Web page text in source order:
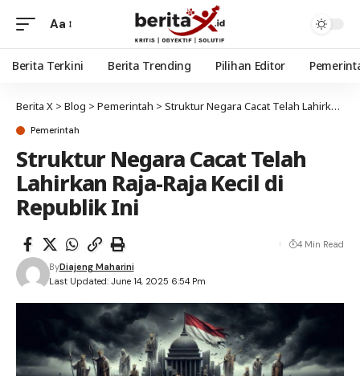
Aa
Berita Terkini Berita Trending Pilihan Editor
Berita X > Blog > Pemerintah > Struktur Negara Cacat Telah Lahirkan Raja-Raja Kecil di Republik Ini
Pemerintah
Struktur Negara Cacat Telah
Lahirkan Raja-Raja Kecil di
Republik Ini
Last Updated: June 14, 2025 6:54 Pm
ByDiajeng Maharini
4 Min Read